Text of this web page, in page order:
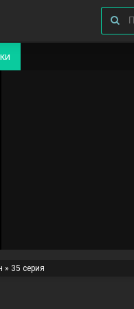
» 35 серия